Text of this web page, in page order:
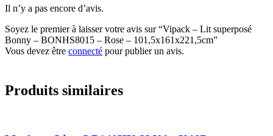
Il n’y a pas encore d’avis.
Soyez le premier à laisser votre avis sur “Vipack – Lit superposé
Bonny – BONHS8015 – Rose – 101,5x161x221,5cm”
Vous devez être connecté pour publier un avis.
Produits similaires